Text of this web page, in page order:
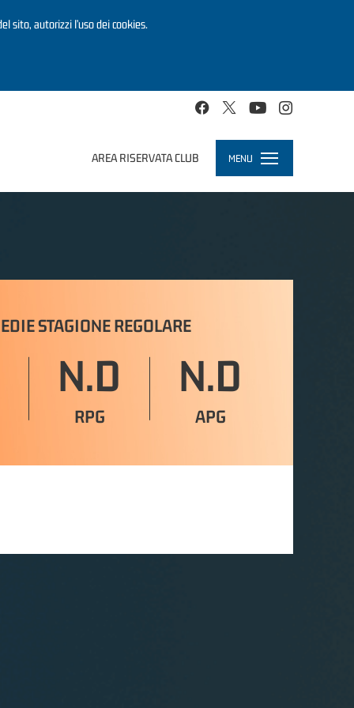
sito, autorizzi l’uso dei cookies.
AREA RISERVATA CLUB MENU
Toggle
navigation
STAGIONE REGOLARE
N.D
RPG
N.D
APG